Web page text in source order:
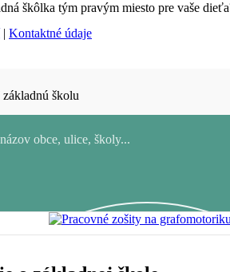
škôlka tým pravým miesto pre vaše
| Kontaktné údaje
školu